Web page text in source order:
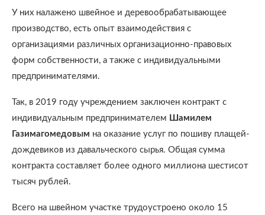
У них налажено швейное и деревообрабатывающее
производство, есть опыт взаимодействия с
организациями различных организационно-правовых
форм собственности, а также с индивидуальными
предпринимателями.
Так, в 2019 году учреждением заключен контракт с
индивидуальным предпринимателем Шамилем
Газимагомедовым на оказание услуг по пошиву плащей-
дождевиков из давальческого сырья. Общая сумма
контракта составляет более одного миллиона шестисот
тысяч рублей.
Всего на швейном участке трудоустроено около 15